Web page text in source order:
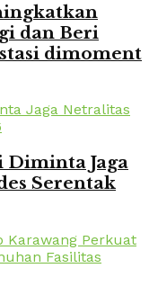
dan Beri
dimoment
Diminta Jaga
Serentak